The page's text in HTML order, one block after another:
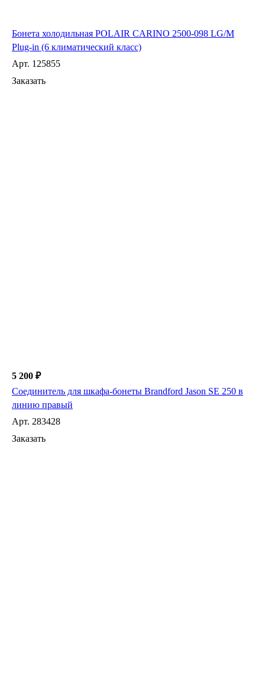
Бонета холодильная POLAIR CARINO 2500-098 LG/М
Plug-in (6 климатический класс)
Арт. 125855
Заказать
5 200 ₽
Соединитель для шкафа-бонеты Brandford Jason SE 250 в
линию правый
Арт. 283428
Заказать